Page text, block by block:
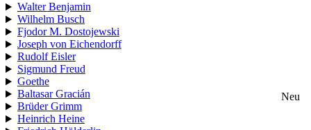
Walter Benjamin
Wilhelm Busch
Fjodor M. Dostojewski
Joseph von Eichendorff
Rudolf Eisler
Sigmund Freud
Goethe
Baltasar Gracián
Neu
Brüder Grimm
Heinrich Heine